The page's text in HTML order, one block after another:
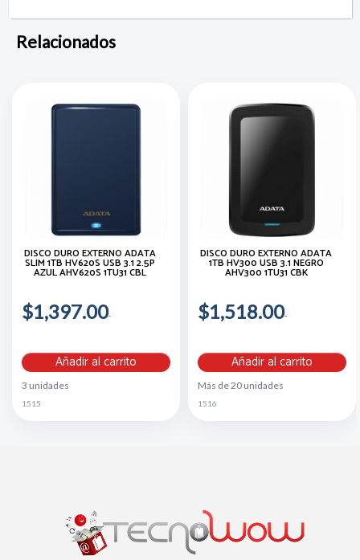
Relacionados
DISCO DURO EXTERNO ADATA
SLIM 1TB HV620S USB 3.1 2.5P
AZUL AHV620S 1TU31 CBL
$1,397.00
Añadir al carrito
3 unidades
1515
DISCO DURO EXTERNO ADATA
1TB HV300 USB 3.1 NEGRO
AHV300 1TU31 CBK
$1,518.00
Añadir al carrito
Más de 20 unidades
1516